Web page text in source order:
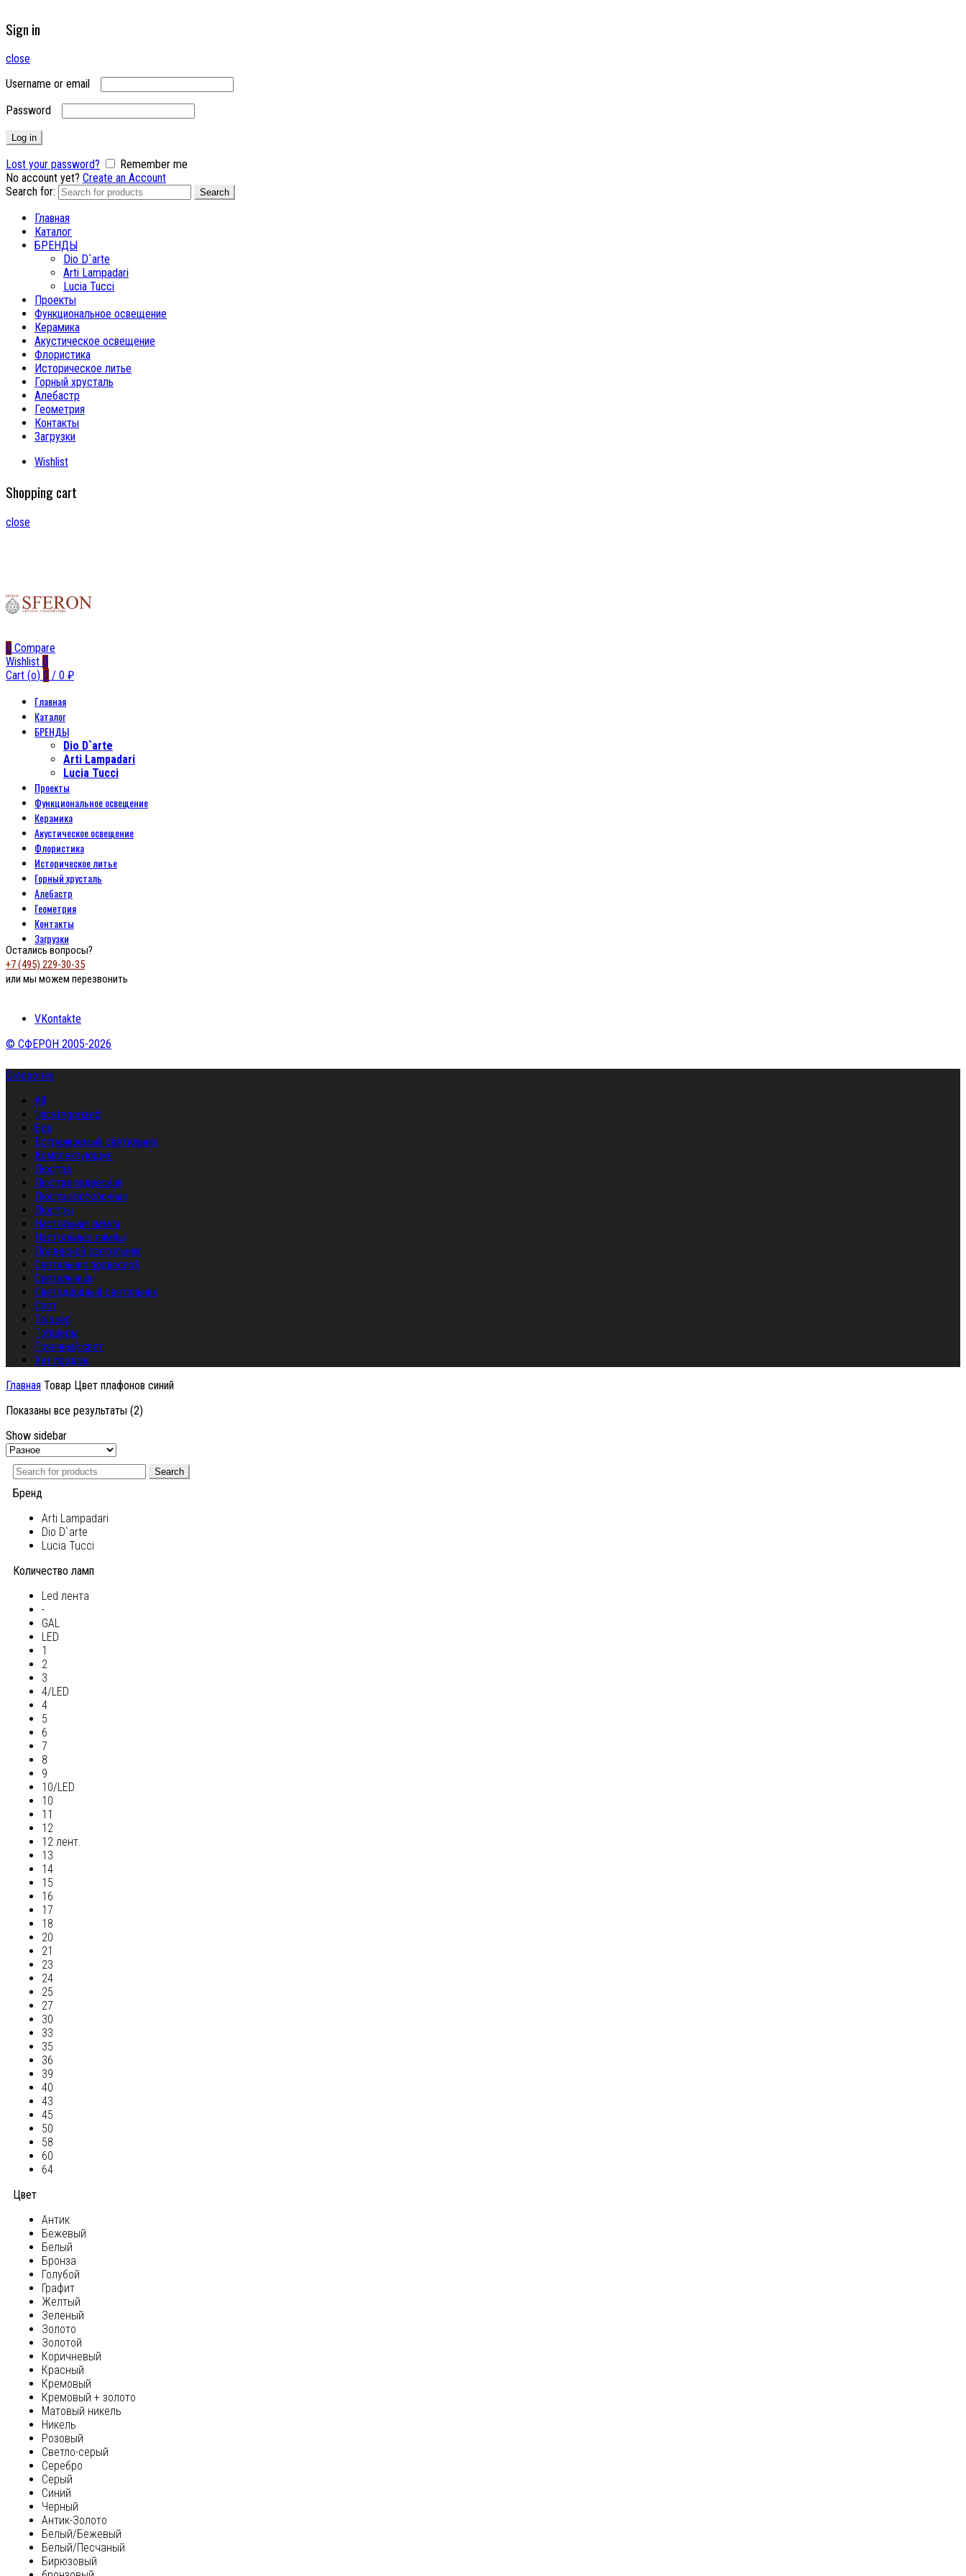
Sign in
close
Username or email
Password
Log in
Lost your password?
Remember me
No account yet? Create an Account
Search for:
Search
Главная
Каталог
БРЕНДЫ
Dio D`arte
Arti Lampadari
Lucia Tucci
Проекты
Функциональное освещение
Керамика
Акустическое освещение
Флористика
Историческое литье
Горный хрусталь
Алебастр
Геометрия
Контакты
Загрузки
Wishlist
Shopping cart
close
0 Compare
Wishlist 0
Cart (o) 0 / 0 ₽
Главная
Каталог
БРЕНДЫ
Dio D`arte
Arti Lampadari
Lucia Tucci
Проекты
Функциональное освещение
Керамика
Акустическое освещение
Флористика
Историческое литье
Горный хрусталь
Алебастр
Геометрия
Контакты
Загрузки
Остались вопросы?
+7 (495) 229-30-35
или мы можем перезвонить
VKontakte
© СФЕРОН 2005-2026
Categories
All
Uncategorized
Бра
Встраиваемый светильник
Комплектующие
Люстра
Люстра подвесная
Люстра потолочная
Люстры
Настольная лампа
Настольные лампы
Подвесной светильник
Светильник подвесной
Светильники
Светодиодный светильник
Спот
Торшер
Торшеры
Точечный свет
Хит продаж
Главная Товар Цвет плафонов синий
Показаны все результаты (2)
Show sidebar
Search
Бренд
Arti Lampadari
Dio D`arte
Lucia Tucci
Количество ламп
Led лента
-
GAL
LED
1
2
3
4/LED
4
5
6
7
8
9
10/LED
10
11
12
12 лент.
13
14
15
16
17
18
20
21
23
24
25
27
30
33
35
36
39
40
43
45
50
58
60
64
Цвет
Антик
Бежевый
Белый
Бронза
Голубой
Графит
Желтый
Зеленый
Золото
Золотой
Коричневый
Красный
Кремовый
Кремовый + золото
Матовый никель
Никель
Розовый
Светло-серый
Серебро
Серый
Синий
Черный
Антик-Золото
Белый/Бежевый
Белый/Песчаный
Бирюзовый